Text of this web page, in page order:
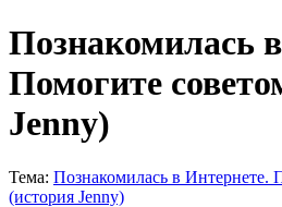
Познакомилась
Помогите
Jenny)
Тема: Познакомилась в Интернете.
(история Jenny)